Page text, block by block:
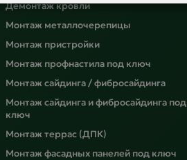
Демонтаж кровли
Монтаж металлочерепицы
Монтаж пристройки
Монтаж профнастила под ключ
Монтаж сайдинга / фибросайдинга
Монтаж сайдинга и фибросайдинга под
ключ
Монтаж террас (ДПК)
Монтаж фасадных панелей под ключ